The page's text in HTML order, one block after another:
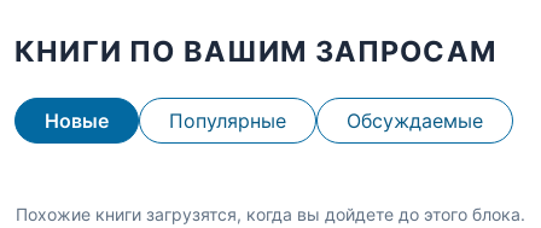
КНИГИ ПО ВАШИМ ЗАПРОСАМ
Новые Популярные Обсуждаемые
Похожие книги загрузятся, когда вы дойдете до этого блока.